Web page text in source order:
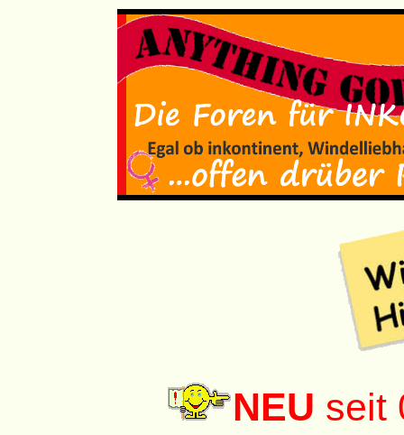
NEU seit